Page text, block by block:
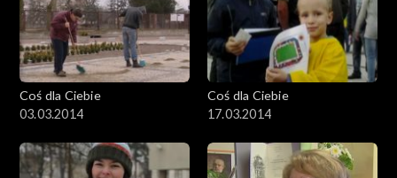
Coś dla Ciebie
03.03.2014
Coś dla Ciebie
17.03.2014